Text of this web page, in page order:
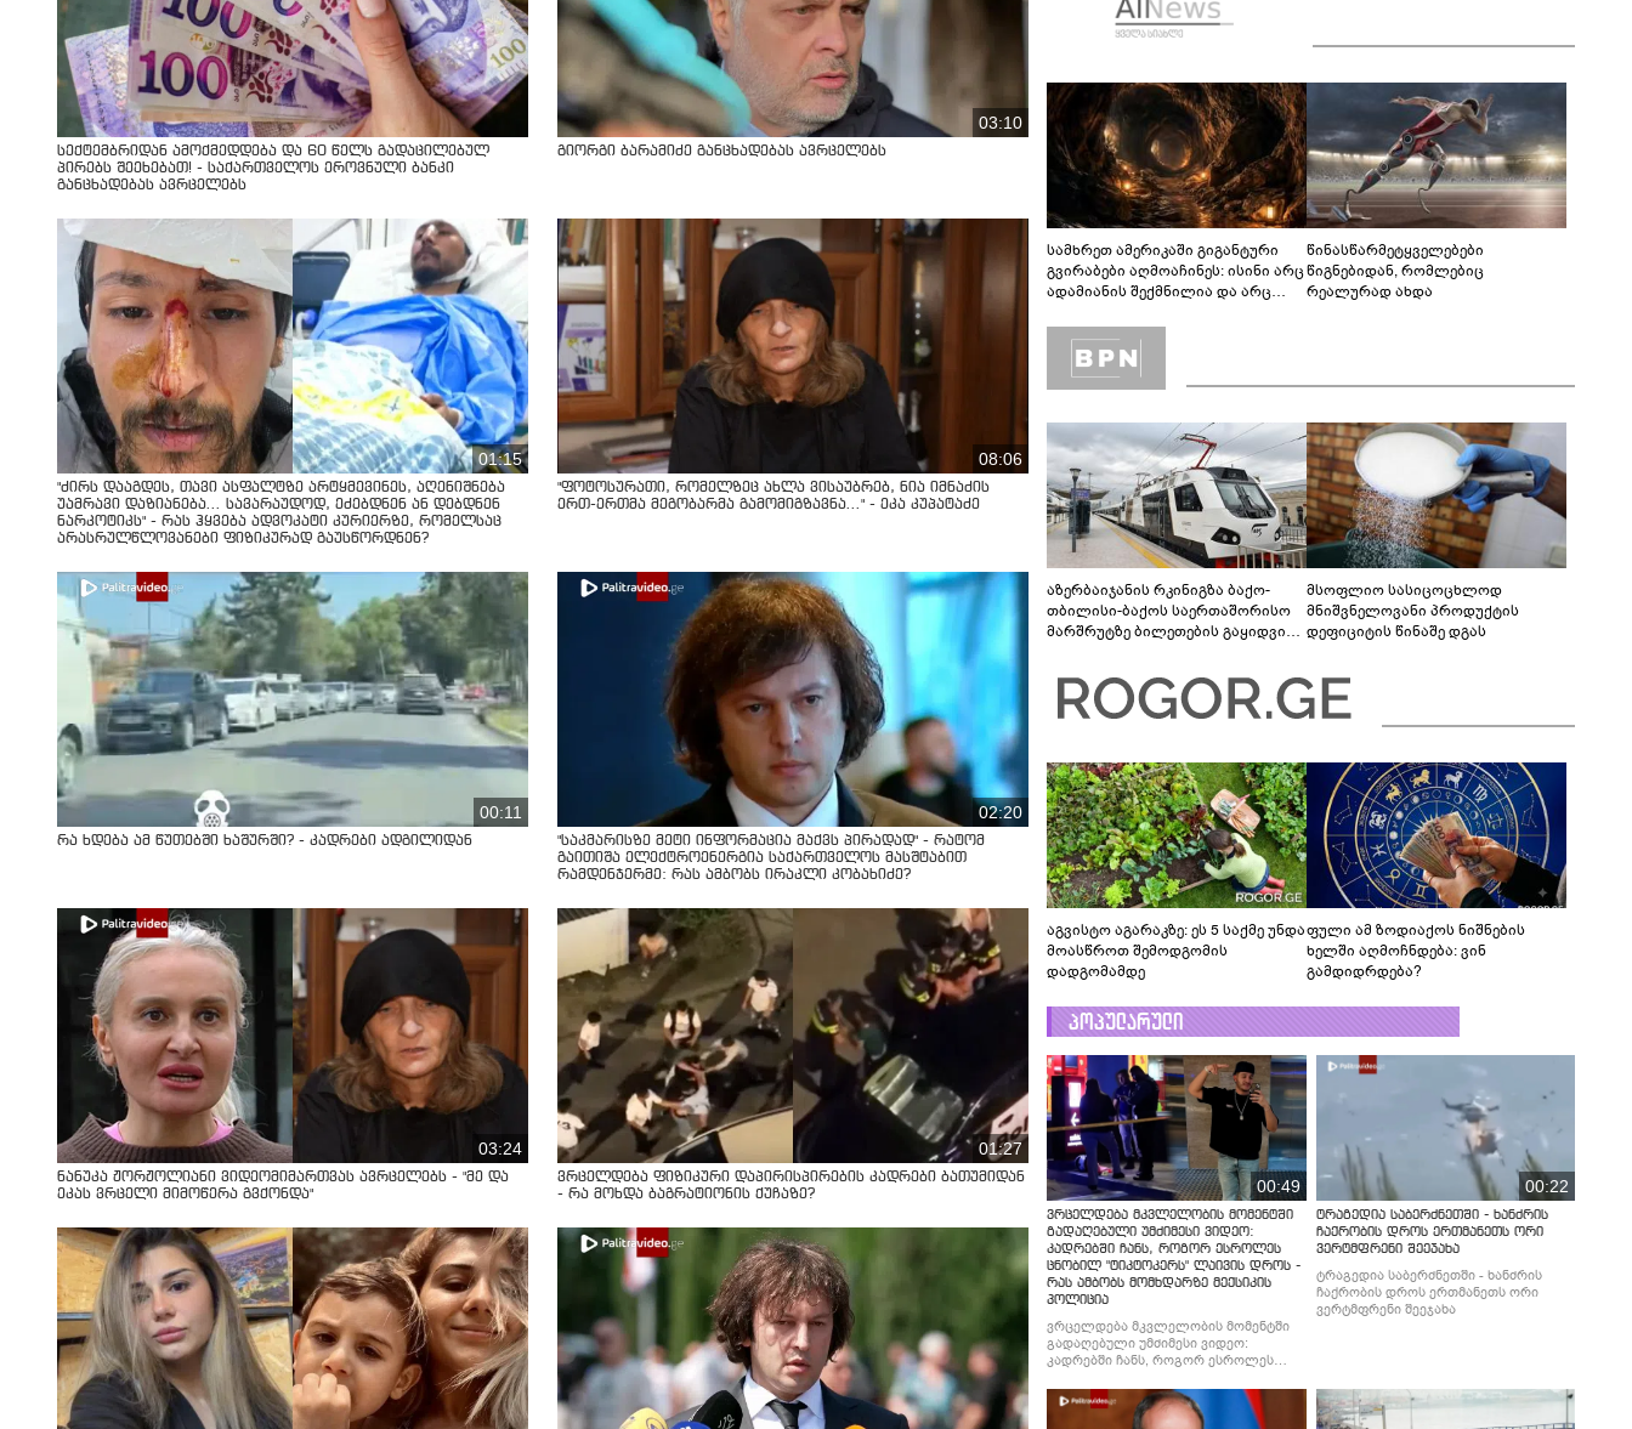
სექტემბრიდან ამოქმედდება და 60 წელს გადაცილებულ
პირებს შეეხებათ! - საქართველოს ეროვნული ბანკი
განცხადებას ავრცელებს
03:10
გიორგი ბარამიძე განცხადებას ავრცელებს
01:15
"ძირს დააგდეს, თავი ასფალტზე არტყმევინეს, აღენიშნება
უამრავი დაზიანება... სავარაუდოდ, ეძებდნენ ან დებდნენ
ნარკოტიკს" - რას ჰყვება ადვოკატი კურიერზე, რომელსაც
არასრულწლოვანები ფიზიკურად გაუსწორდნენ?
08:06
"ფოტოსურათი, რომელზეც ახლა ვისაუბრებ, ნია იმნაძის
ერთ-ერთმა მეგობარმა გამომიგზავნა..." - ეკა კუპატაძე
00:11
რა ხდება ამ წუთებში ხაშურში? - კადრები ადგილიდან
02:20
"საკმარისზე მეტი ინფორმაცია მაქვს პირადად" - რატომ
გაითიშა ელექტროენერგია საქართველოს მასშტაბით
რამდენჯერმე: რას ამბობს ირაკლი კობახიძე?
03:24
ნანუკა ჟორჟოლიანი ვიდეომიმართვას ავრცელებს - "მე და
ეკას ვრცელი მიმოწერა გვქონდა"
01:27
ვრცელდება ფიზიკური დაპირისპირების კადრები ბათუმიდან
- რა მოხდა ბაგრატიონის ქუჩაზე?
სამხრეთ ამერიკაში გიგანტური
გვირაბები აღმოაჩინეს: ისინი არც
ადამიანის შექმნილია და არც
ლაბირინთები?
წინასწარმეტყველებები
წიგნებიდან, რომლებიც
რეალურად ახდა
აზერბაიჯანის რკინიგზა ბაქო-
თბილისი-ბაქოს საერთაშორისო
მარშრუტზე ბილეთების გაყიდვის
მსოფლიო სასიცოცხლოდ
მნიშვნელოვანი პროდუქტის
დეფიციტის წინაშე დგას
აგვისტო აგარაკზე: ეს 5 საქმე უნდა
მოასწროთ შემოდგომის
დადგომამდე
ფული ამ ზოდიაქოს ნიშნების
ხელში აღმოჩნდება: ვინ
გამდიდრდება?
პოპულარული
00:49
ვრცელდება მკვლელობის მომენტში
გადაღებული უმძიმესი ვიდეო:
კადრებში ჩანს, როგორ ესროლეს
ცნობილ "ტიკტოკერს" ლაივის დროს -
რას ამბობს მომხდარზე მექსიკის
პოლიცია
ვრცელდება მკვლელობის მომენტში
გადაღებული უმძიმესი ვიდეო:
კადრებში ჩანს, როგორ ესროლეს
რას ამბობს მომხდარზე მექსიკის
პოლიცია
00:22
ტრაგედია საბერძნეთში - ხანძრის
ჩაქრობის დროს ერთმანეთს ორი
ვერტმფრენი შეეჯახა
ტრაგედია საბერძნეთში - ხანძრის
ჩაქრობის დროს ერთმანეთს ორი
ვერტმფრენი შეეჯახა